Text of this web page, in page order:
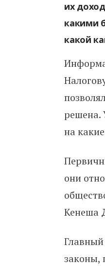
их
какими
какой
решена.
на
они
Кенеша
законы,